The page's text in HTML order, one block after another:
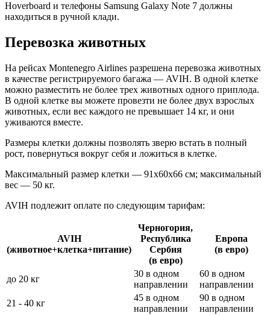
Hoverboаrd и телефоны Samsung Galaxy Note 7 должны
находиться в ручной клади.
Перевозка животных
На рейсах Montenegro Airlines разрешена перевозка животных
в качестве регистрируемого багажа — AVIH. В одной клетке
можно разместить не более трех животных одного приплода.
В одной клетке вы можете провезти не более двух взрослых
животных, если вес каждого не превышает 14 кг, и они
уживаются вместе.
Размеры клетки должны позволять зверю встать в полный
рост, повернуться вокруг себя и ложиться в клетке.
Максимальный размер клетки — 91x60x66 cм; максимальный
вес — 50 кг.
AVIH подлежит оплате по следующим тарифам:
AVIH
(животное+клетка+питание)
Черногория,
Республика
Сербия
(в евро)
Европа
(в евро)
до 20 кг
30 в одном
направлении
60 в одном
направлении
21 - 40 кг
45 в одном
направлении
90 в одном
направлении